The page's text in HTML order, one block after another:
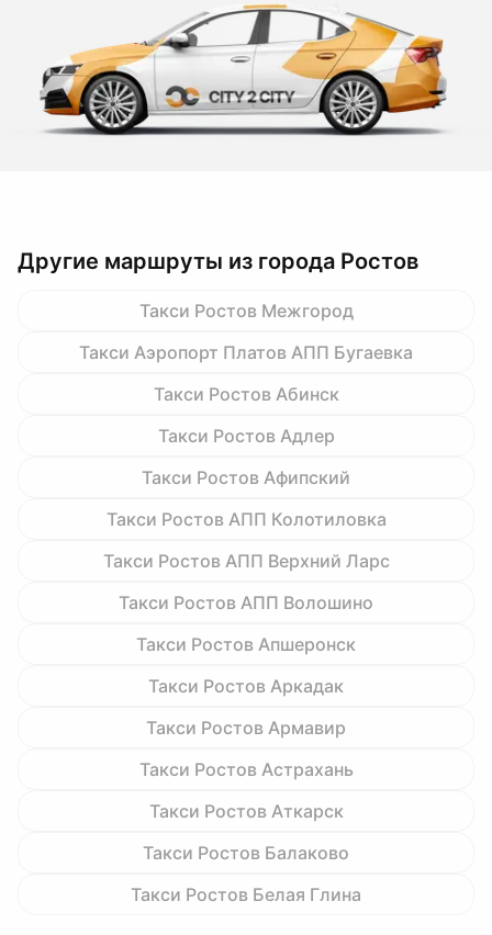
Другие маршруты из города Ростов
Такси Ростов Межгород
Такси Аэропорт Платов АПП Бугаевка
Такси Ростов Абинск
Такси Ростов Адлер
Такси Ростов Афипский
Такси Ростов АПП Колотиловка
Такси Ростов АПП Верхний Ларс
Такси Ростов АПП Волошино
Такси Ростов Апшеронск
Такси Ростов Аркадак
Такси Ростов Армавир
Такси Ростов Астрахань
Такси Ростов Аткарск
Такси Ростов Балаково
Такси Ростов Белая Глина